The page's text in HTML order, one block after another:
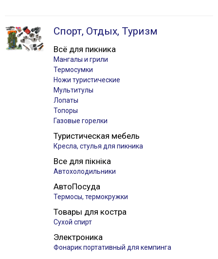
Спорт, Отдых, Туризм
Всё для пикника
Мангалы и грили
Термосумки
Ножи туристические
Мультитулы
Лопаты
Топоры
Газовые горелки
Туристическая мебель
Кресла, стулья для пикника
Все для пікніка
Автохолодильники
АвтоПосуда
Термосы, термокружки
Товары для костра
Сухой спирт
Электроника
Фонарик портативный для кемпинга